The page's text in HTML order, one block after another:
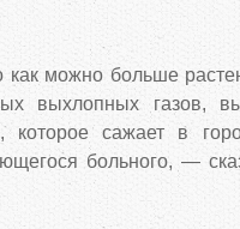
можно больше
выхлопных газов,
которое сажает в
больного, —